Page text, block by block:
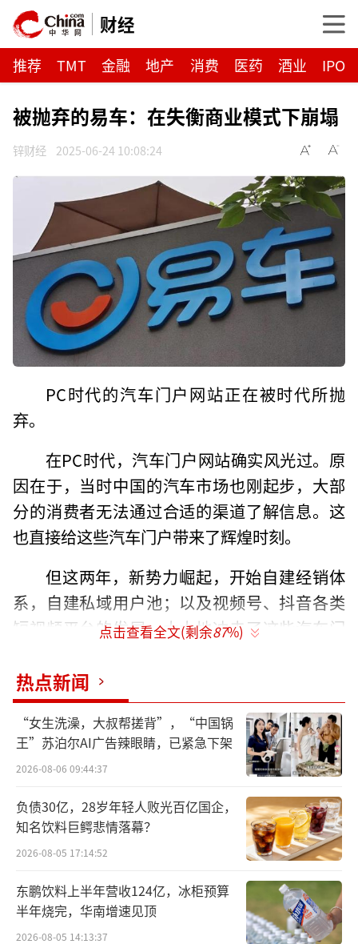
财经
推荐 TMT 金融 地产 消费 医药 酒业 IPO
被抛弃的易车：在失衡商业模式下崩塌
锌财经 2025-06-24 10:08:24
PC时代的汽车门户网站正在被时代所抛
弃。
在PC时代，汽车门户网站确实风光过。原
因在于，当时中国的汽车市场也刚起步，大部
分的消费者无法通过合适的渠道了解信息。这
也直接给这些汽车门户带来了辉煌时刻。
但这两年，新势力崛起，开始自建经销体
系，自建私域用户池；以及视频号、抖音各类
短视频平台的发展，大大地冲击了这些汽车门
曾有消息传出华为终止与易车合作。说是
这个曾与汽车之家、懂车帝并称"三大垂直媒
体"的流量巨头，正以肉眼可见的速度被主流车
企抛弃。当华为问界10万台新车中仅有数千台
通过易车渠道售出。
这个触目惊心的数字不仅宣告着传统汽车
媒体的式微，更折射出整个汽车流通生态的深
层变革。
流量泡沫破裂：广告模式的自我反噬
点击查看全文(剩余87%)
热点新闻
“女生洗澡，大叔帮搓背”，“中国锅
王”苏泊尔AI广告辣眼睛，已紧急下架
2026-08-06 09:44:37
负债30亿，28岁年轻人败光百亿国企，
知名饮料巨鳄悲情落幕？
2026-08-05 17:14:52
东鹏饮料上半年营收124亿，冰柜预算
半年烧完，华南增速见顶
2026-08-05 14:13:37